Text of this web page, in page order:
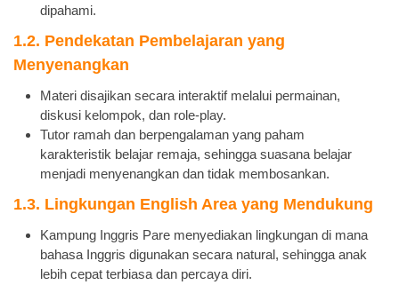
dipahami.
1.2. Pendekatan Pembelajaran yang
Menyenangkan
Materi disajikan secara interaktif melalui permainan,
diskusi kelompok, dan role-play.
Tutor ramah dan berpengalaman yang paham
karakteristik belajar remaja, sehingga suasana belajar
menjadi menyenangkan dan tidak membosankan.
1.3. Lingkungan English Area yang Mendukung
Kampung Inggris Pare menyediakan lingkungan di mana
bahasa Inggris digunakan secara natural, sehingga anak
lebih cepat terbiasa dan percaya diri.